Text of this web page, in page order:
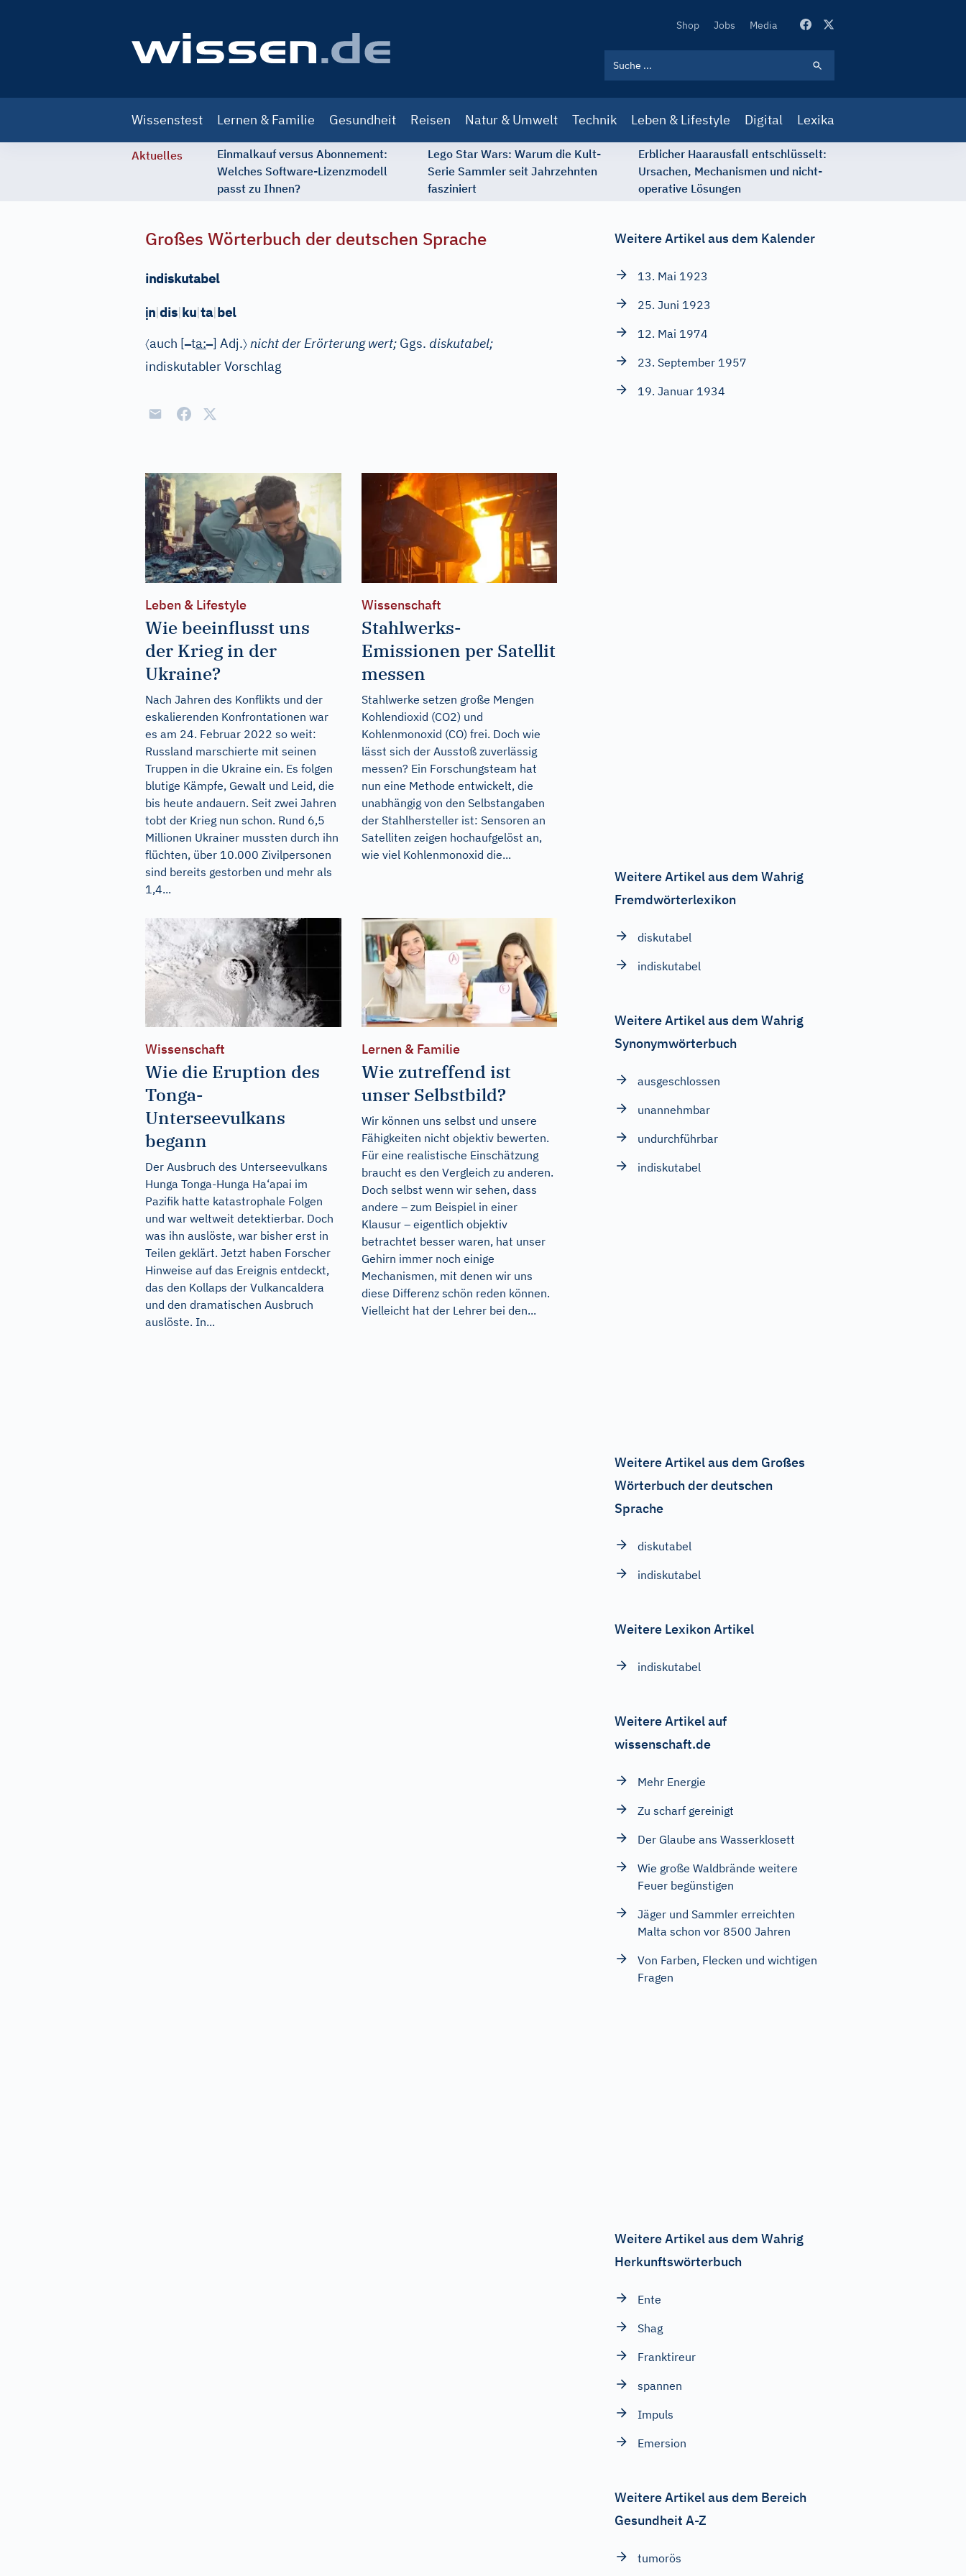
Secondary
Shop Jobs Media
navigation
Wissenstest Lernen & Familie Gesundheit Reisen Natur & Umwelt Technik Leben & Lifestyle Digital Lexika
Aktuelles
Einmalkauf versus Abonnement:
Welches Software-Lizenzmodell
passt zu Ihnen?
Lego Star Wars: Warum die Kult-
Serie Sammler seit Jahrzehnten
fasziniert
Erblicher Haarausfall entschlüsselt:
Ursachen, Mechanismen und nicht-
operative Lösungen
Großes Wörterbuch der deutschen Sprache
indiskutabel
ịn|dis|ku|ta|bel
〈auch [–ta:–] Adj.〉nicht der Erörterung wert; Ggs. diskutabel;
indiskutabler Vorschlag
Leben & Lifestyle
Wie beeinflusst uns
der Krieg in der
Ukraine?
Nach Jahren des Konflikts und der
eskalierenden Konfrontationen war
es am 24. Februar 2022 so weit:
Russland marschierte mit seinen
Truppen in die Ukraine ein. Es folgen
blutige Kämpfe, Gewalt und Leid, die
bis heute andauern. Seit zwei Jahren
tobt der Krieg nun schon. Rund 6,5
Millionen Ukrainer mussten durch ihn
flüchten, über 10.000 Zivilpersonen
sind bereits gestorben und mehr als
1,4...
Wissenschaft
Stahlwerks-
Emissionen per Satellit
messen
Stahlwerke setzen große Mengen
Kohlendioxid (CO2) und
Kohlenmonoxid (CO) frei. Doch wie
lässt sich der Ausstoß zuverlässig
messen? Ein Forschungsteam hat
nun eine Methode entwickelt, die
unabhängig von den Selbstangaben
der Stahlhersteller ist: Sensoren an
Satelliten zeigen hochaufgelöst an,
wie viel Kohlenmonoxid die...
Wissenschaft
Wie die Eruption des
Tonga-
Unterseevulkans
begann
Der Ausbruch des Unterseevulkans
Hunga Tonga-Hunga Ha‘apai im
Pazifik hatte katastrophale Folgen
und war weltweit detektierbar. Doch
was ihn auslöste, war bisher erst in
Teilen geklärt. Jetzt haben Forscher
Hinweise auf das Ereignis entdeckt,
das den Kollaps der Vulkancaldera
und den dramatischen Ausbruch
auslöste. In...
Lernen & Familie
Wie zutreffend ist
unser Selbstbild?
Wir können uns selbst und unsere
Fähigkeiten nicht objektiv bewerten.
Für eine realistische Einschätzung
braucht es den Vergleich zu anderen.
Doch selbst wenn wir sehen, dass
andere – zum Beispiel in einer
Klausur – eigentlich objektiv
betrachtet besser waren, hat unser
Gehirn immer noch einige
Mechanismen, mit denen wir uns
diese Differenz schön reden können.
Vielleicht hat der Lehrer bei den...
Weitere Artikel aus dem Kalender
13. Mai 1923
25. Juni 1923
12. Mai 1974
23. September 1957
19. Januar 1934
Weitere Artikel aus dem Wahrig
Fremdwörterlexikon
diskutabel
indiskutabel
Weitere Artikel aus dem Wahrig
Synonymwörterbuch
ausgeschlossen
unannehmbar
undurchführbar
indiskutabel
Weitere Artikel aus dem Großes
Wörterbuch der deutschen
Sprache
diskutabel
indiskutabel
Weitere Lexikon Artikel
indiskutabel
Weitere Artikel auf
wissenschaft.de
Mehr Energie
Zu scharf gereinigt
Der Glaube ans Wasserklosett
Wie große Waldbrände weitere
Feuer begünstigen
Jäger und Sammler erreichten
Malta schon vor 8500 Jahren
Von Farben, Flecken und wichtigen
Fragen
Weitere Artikel aus dem Wahrig
Herkunftswörterbuch
Ente
Shag
Franktireur
spannen
Impuls
Emersion
Weitere Artikel aus dem Bereich
Gesundheit A-Z
tumorös